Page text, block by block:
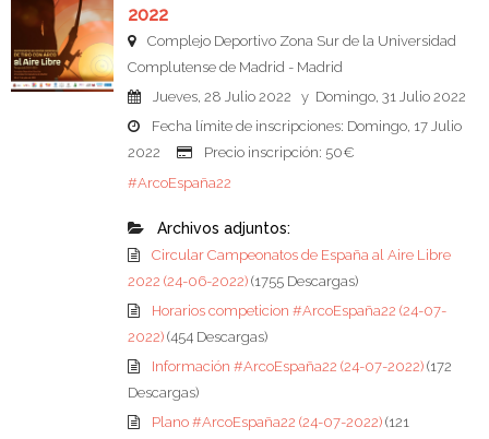
2022
Complejo Deportivo Zona Sur de la Universidad
Complutense de Madrid - Madrid
Jueves, 28 Julio 2022 y Domingo, 31 Julio 2022
Fecha límite de inscripciones: Domingo, 17 Julio
2022
Precio inscripción: 50€
#ArcoEspaña22
Archivos adjuntos:
Circular Campeonatos de España al Aire Libre
2022 (24-06-2022) (1755 Descargas)
Horarios competicion #ArcoEspaña22 (24-07-
2022) (454 Descargas)
Información #ArcoEspaña22 (24-07-2022) (172
Descargas)
Plano #ArcoEspaña22 (24-07-2022) (121